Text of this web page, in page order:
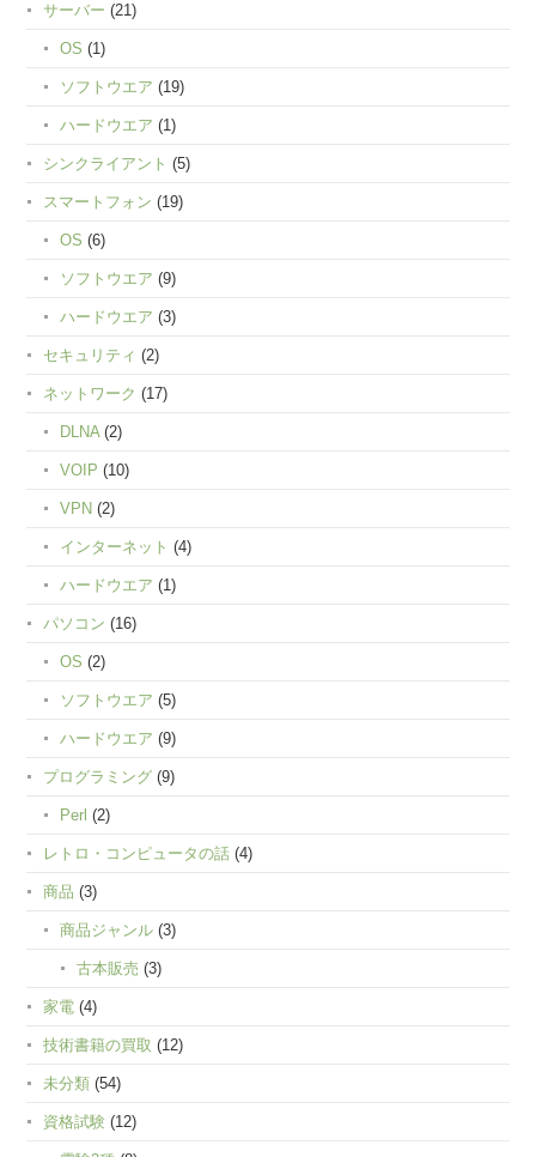
サーバー (21)
OS (1)
ソフトウエア (19)
ハードウエア (1)
シンクライアント (5)
スマートフォン (19)
OS (6)
ソフトウエア (9)
ハードウエア (3)
セキュリティ (2)
ネットワーク (17)
DLNA(2)
VOIP (10)
VPN (2)
インターネット (4)
ハードウエア (1)
パソコン (16)
OS (2)
ソフトウエア (5)
ハードウエア (9)
プログラミング (9)
Perl (2)
レトロ・コンピュータの話 (4)
商品 (3)
商品ジャンル (3)
古本販売 (3)
家電 (4)
技術書籍の買取 (12)
未分類 (54)
資格試験 (12)